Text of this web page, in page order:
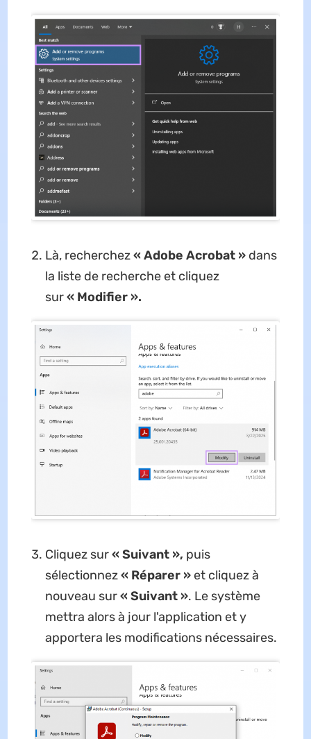
Là, recherchez« Adobe Acrobat »dans
la liste de recherche et cliquez
sur« Modifier ».
Cliquez sur« Suivant », puis
sélectionnez« Réparer » et cliquez à
nouveau sur« Suivant ». Le système
mettra alors à jour l'application et y
apportera les modifications nécessaires.